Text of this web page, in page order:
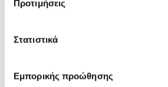
Προτιμήσεις
Στατιστικά
Εμπορικής προώθησης
Η δυναμική της ELBISCO
μέσα από την καθοδήγηση